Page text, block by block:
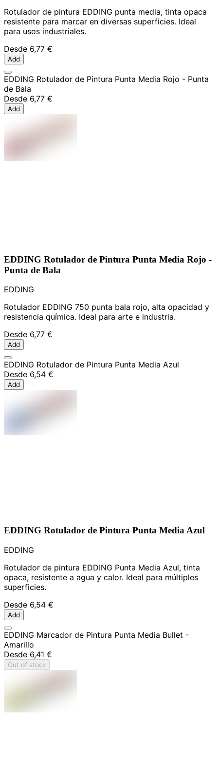
Rotulador de pintura EDDING punta media, tinta opaca
resistente para marcar en diversas superficies. Ideal
para usos industriales.
Desde 6,77 €
Add
EDDING Rotulador de Pintura Punta Media Rojo - Punta
de Bala
Desde 6,77 €
Add
EDDING Rotulador de Pintura Punta Media Rojo -
Punta de Bala
EDDING
Rotulador EDDING 750 punta bala rojo, alta opacidad y
resistencia química. Ideal para arte e industria.
Desde 6,77 €
Add
EDDING Rotulador de Pintura Punta Media Azul
Desde 6,54 €
Add
EDDING Rotulador de Pintura Punta Media Azul
EDDING
Rotulador de pintura EDDING Punta Media Azul, tinta
opaca, resistente a agua y calor. Ideal para múltiples
superficies.
Desde 6,54 €
Add
EDDING Marcador de Pintura Punta Media Bullet -
Amarillo
Desde 6,41 €
Out of stock